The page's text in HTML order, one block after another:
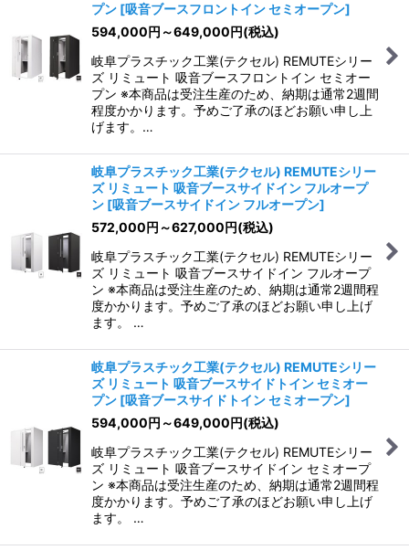
プン [吸音ブースフロントイン セミオープン]
594,000円 ～649,000円(税込)
岐阜プラスチック工業(テクセル) REMUTEシリー
ズ リミュート 吸音ブースフロントイン セミオー
プン ※本商品は受注生産のため、納期は通常2週間
程度かかります。予めご了承のほどお願い申し上
げます。…
岐阜プラスチック工業(テクセル) REMUTEシリー
ズ リミュート 吸音ブースサイドイン フルオープ
ン [吸音ブースサイドイン フルオープン]
572,000円 ～627,000円(税込)
岐阜プラスチック工業(テクセル) REMUTEシリー
ズ リミュート 吸音ブースサイドイン フルオープ
ン ※本商品は受注生産のため、納期は通常2週間程
度かかります。予めご了承のほどお願い申し上げ
ます。 …
岐阜プラスチック工業(テクセル) REMUTEシリー
ズ リミュート 吸音ブースサイドトイン セミオー
プン [吸音ブースサイドトイン セミオープン]
594,000円 ～649,000円(税込)
岐阜プラスチック工業(テクセル) REMUTEシリー
ズ リミュート 吸音ブースサイドイン セミオープ
ン ※本商品は受注生産のため、納期は通常2週間程
度かかります。予めご了承のほどお願い申し上げ
ます。 …